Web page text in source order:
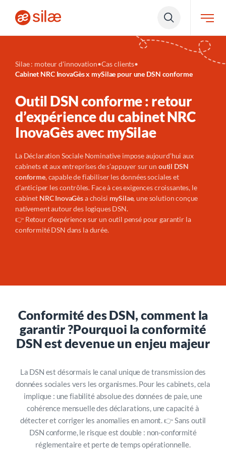
Silae : moteur d'innovation•Cas clients•
Cabinet NRC InovaGès x mySilae pour une DSN conforme
Outil DSN conforme : retour
d’expérience du cabinet NRC
InovaGès avec mySilae
La Déclaration Sociale Nominative impose aujourd’hui aux
cabinets et aux entreprises de s’appuyer sur un outil DSN
conforme, capable de fiabiliser les données sociales et
d’anticiper les contrôles. Face à ces exigences croissantes, le
cabinet NRC InovaGèsa choisi mySilae, une solution conçue
nativement autour des logiques DSN.
👉 Retour d’expérience sur un outil pensé pour garantir la
conformité DSN dans la durée.
Conformité des DSN, comment la
garantir ?Pourquoi la conformité
DSN est devenue un enjeu majeur
La DSN est désormais le canal unique de transmission des
données sociales vers les organismes. Pour les cabinets, cela
implique : une fiabilité absolue des données de paie, une
cohérence mensuelle des déclarations, une capacité à
détecter et corriger les anomalies en amont. 👉 Sans outil
DSN conforme, le risque est double : non-conformité
réglementaire et perte de temps opérationnelle.